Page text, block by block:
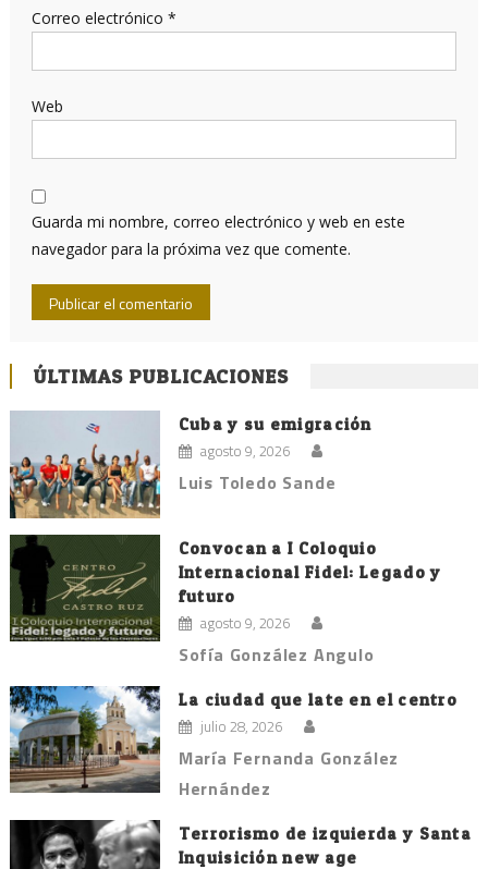
Correo electrónico *
Web
Guarda mi nombre, correo electrónico y web en este
navegador para la próxima vez que comente.
ÚLTIMAS PUBLICACIONES
Cuba y su emigración
agosto 9, 2026
Luis Toledo Sande
Convocan a I Coloquio
Internacional Fidel: Legado y
futuro
agosto 9, 2026
Sofía González Angulo
La ciudad que late en el centro
julio 28, 2026
María Fernanda González
Hernández
Terrorismo de izquierda y Santa
Inquisición new age